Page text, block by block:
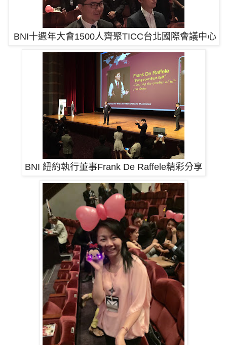
BNI十週年大會1500人齊聚TICC台北國際會議中心
BNI 紐約執行董事Frank De Raffele精彩分享